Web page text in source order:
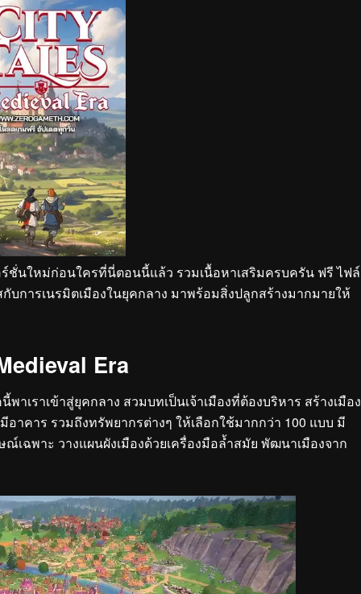
ร์ชั่นใหม่ก่อนใครที่นี่ตอนนี้แล้ว รวมเนื้อหาเสริมครบครัน ฟรี ไฟล์
กับการเนรมิตเมืองในยุคกลาง มาพร้อมสิ่งปลูกสร้างมากมายให้
Era
พาเราเข้าสู่ยุคกลาง สวมบทเป็นเจ้าเมืองที่ต้องบริหาร สร้างเมือง
าคาร รวมถึงทรัพยากรต่างๆ ให้เลือกใช้มากกว่า 100 แบบ มี
เฉพาะ วางแผนผังเมืองด้วยเครื่องมือล้ำสมัย พัฒนาเมืองจาก